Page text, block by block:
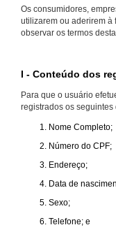
Os consumidores,
utilizarem ou aderirem à
observar os termos
I - Conteúdo dos
Para que o usuário
registrados os
Nome Completo;
Número do CPF;
Endereço;
Data de
Sexo;
Telefone; e